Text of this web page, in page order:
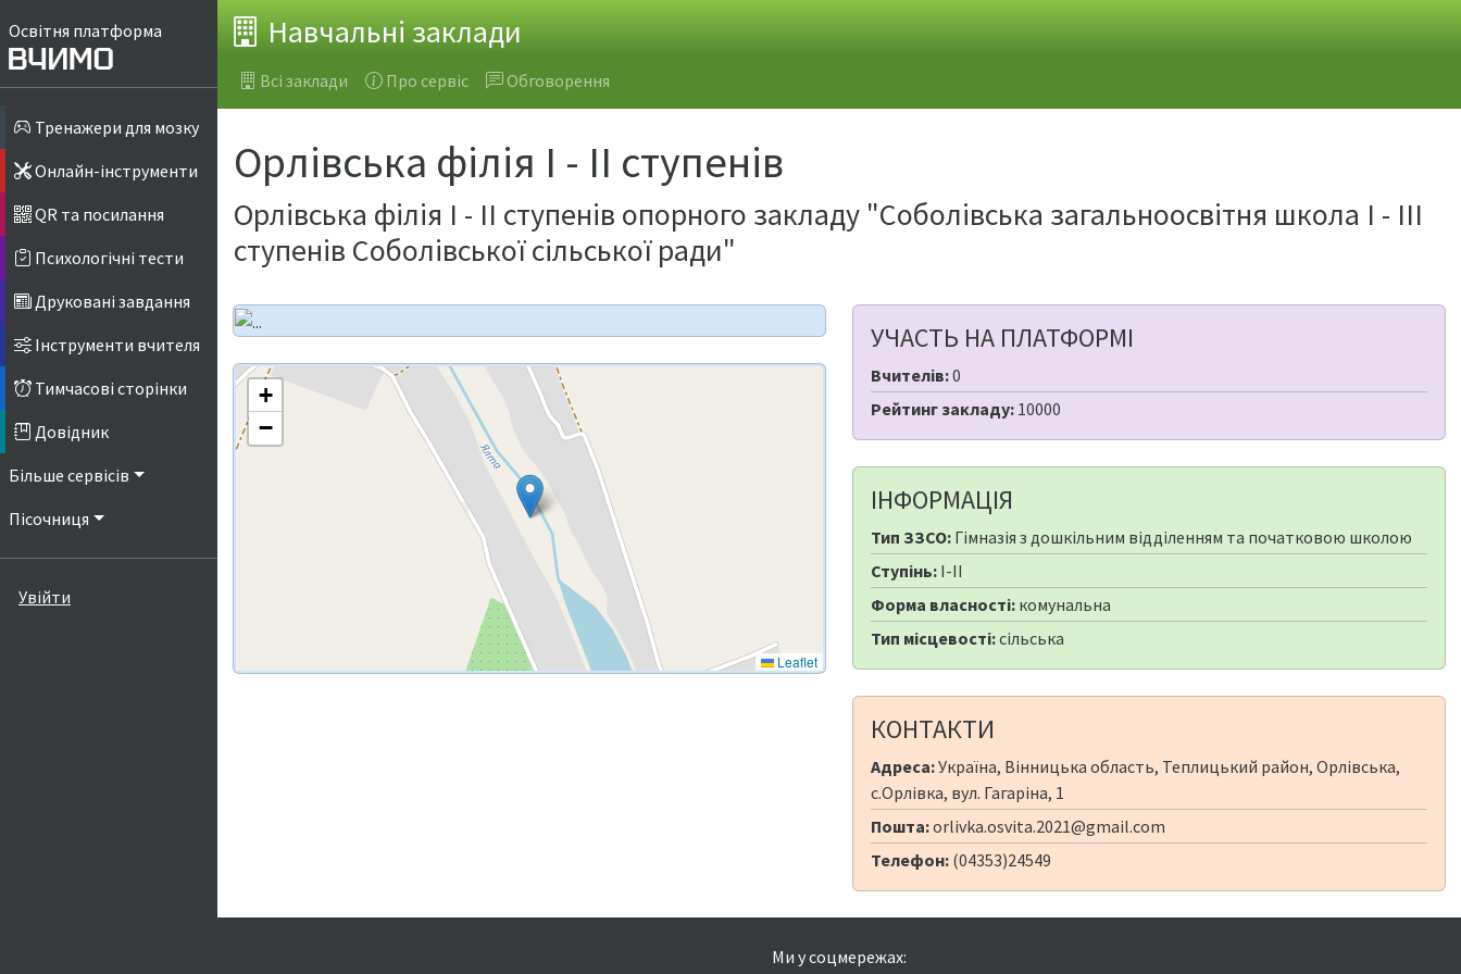
Освітня платформа
Тренажери для мозку
Онлайн-інструменти
QR та посилання
Психологічні тести
Друковані завдання
Інструменти вчителя
Тимчасові сторінки
Довідник
Більше сервісів
Пісочниця
Увійти
Навчальні заклади
Всі заклади Про сервіс Обговорення
Орлівська філія І - ІІ ступенів
Орлівська філія І - ІІ ступенів опорного закладу "Соболівська загальноосвітня школа І - ІІІ
ступенів Соболівської сільської ради"
+
−
Leaflet
УЧАСТЬ НА ПЛАТФОРМІ
Вчителів:0
Рейтинг закладу: 10000
ІНФОРМАЦІЯ
Тип ЗЗСО: Гімназія з дошкільним відділенням та початковою школою
Ступінь: I-II
Форма власності: комунальна
Тип місцевості:сільська
КОНТАКТИ
Адреса:Україна, Вінницька область, Теплицький район, Орлівська,
с.Орлівка, вул. Гагаріна, 1
Пошта:orlivka.osvita.2021@gmail.com
Телефон: (04353)24549
Ми у соцмережах: